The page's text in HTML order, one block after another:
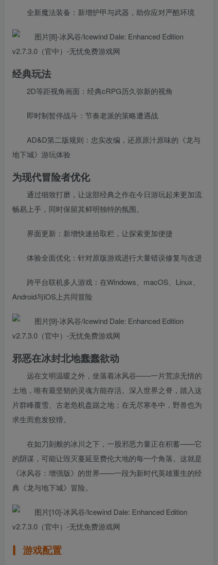
全新魔法装备：新增护甲与武器，助你应对严酷环境
经典玩法
2D等距视角画面：经典cRPG历久弥新的视角
即时制暂停战斗：节奏老派的策略遭遇战
AD&D第二版规则：忠实改编，还原原汁原味的《龙与
地下城》游玩体验
为现代冒险者优化
通过细致打磨，让这部经典之作在今日游玩起来更加流
畅易上手，同时保留其鲜明独特的氛围。
界面更新：新增快速拾取栏，让探索更加便捷
体验全面优化：针对原版游戏进行大量错误修复与改进
跨平台联机多人游戏：在Windows、macOS、Linux、
Android与iOS上共同冒险
邪恶在冰封北地蠢蠢欲动
远在文明温暖之外，坐落着冰风谷——一片荒凉无情的
土地，唯有最坚韧的灵魂方能存活。深入世界之脊，踏入这
片群峰覆雪、古老危机盘踞之地；在无尽寒冬中，野兽也为
求生而愈发狡猾。
在如刀刻般的冰川之下，一股邪恶力量正在积蓄——它
的阴谋，可能让毁灭蔓延至费伦大地的每一个角落。这就是
《冰风谷：增强版》的世界——一段为新时代英雄重生的经
典《龙与地下城》冒险。
游戏配置